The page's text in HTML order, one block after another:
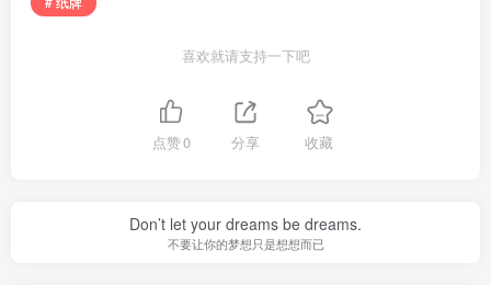
喜欢就请支持一下吧
点赞0 分享 收藏
Don’t let your dreams be dreams.
不要让你的梦想只是想想而已